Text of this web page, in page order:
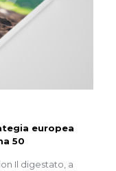
europea
50
Il digestato, a